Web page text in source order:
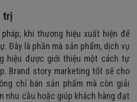
trị
khi thương hiệu xuất hiện để
Đây là phần mà sản phẩm, dịch vụ
hiệu được giới thiệu một cách tự
Brand story marketing tốt sẽ cho
chỉ bán sản phẩm mà còn giải
nhu cầu hoặc giúp khách hàng đạt